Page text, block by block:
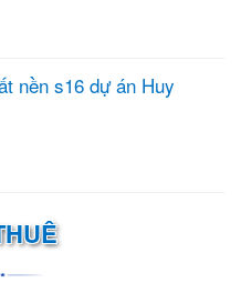
nền s16 dự án Huy